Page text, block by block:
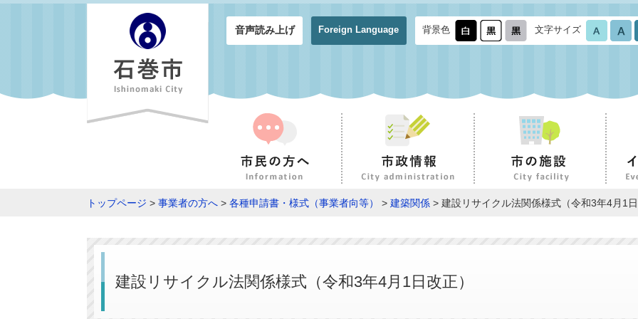
音声読み上げ Foreign Language 背景色 文字サイズ
トップページ > 事業者の方へ > 各種申請書・様式（事業者向等） > 建築関係 > 建設リサイクル法関係様式（令和3年4月1
建設リサイクル法関係様式（令和3年4月1日改正）